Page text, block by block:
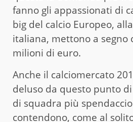
fanno gli appassionati di
big del calcio Europeo,
italiana, mettono a segno
milioni di euro.
Anche il calciomercato
deluso da questo punto
di squadra più
contendono, come al